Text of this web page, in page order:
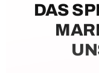
DAS